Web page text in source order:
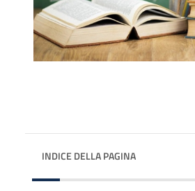
INDICE DELLA PAGINA